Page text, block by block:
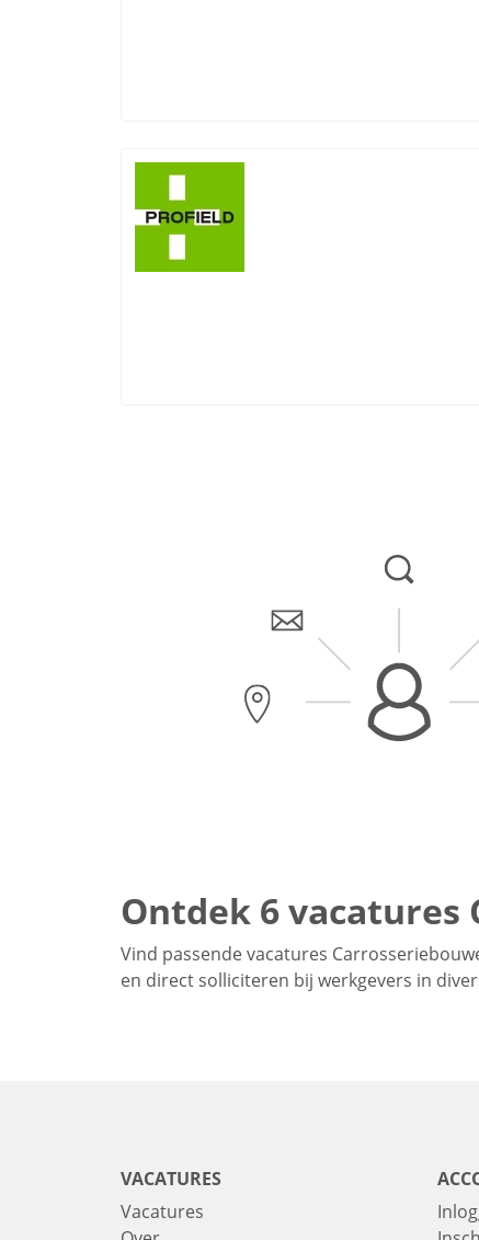
Ontdek 6 vacatures
Vind passende vacatures
en direct solliciteren bij werkgevers in
VACATURES
Vacatures